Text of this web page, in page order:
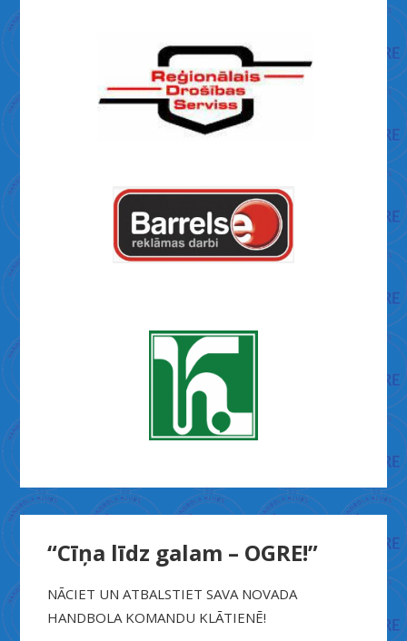
“Cīņa līdz galam – OGRE!”
NĀCIET UN ATBALSTIET SAVA NOVADA
HANDBOLA KOMANDU KLĀTIENĒ!